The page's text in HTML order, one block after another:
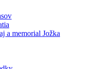
a memorial Jožka